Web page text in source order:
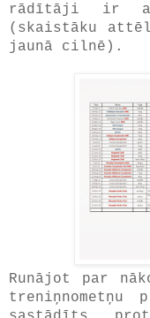
rādītāji ir ar
(skaistāku
jaunā cilnē).
Runājot par